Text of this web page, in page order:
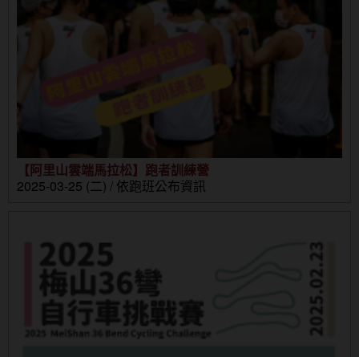
【阿里山雲端馬拉松】跑者訓練營
2025-03-25 (二) / 依跑班公布資訊